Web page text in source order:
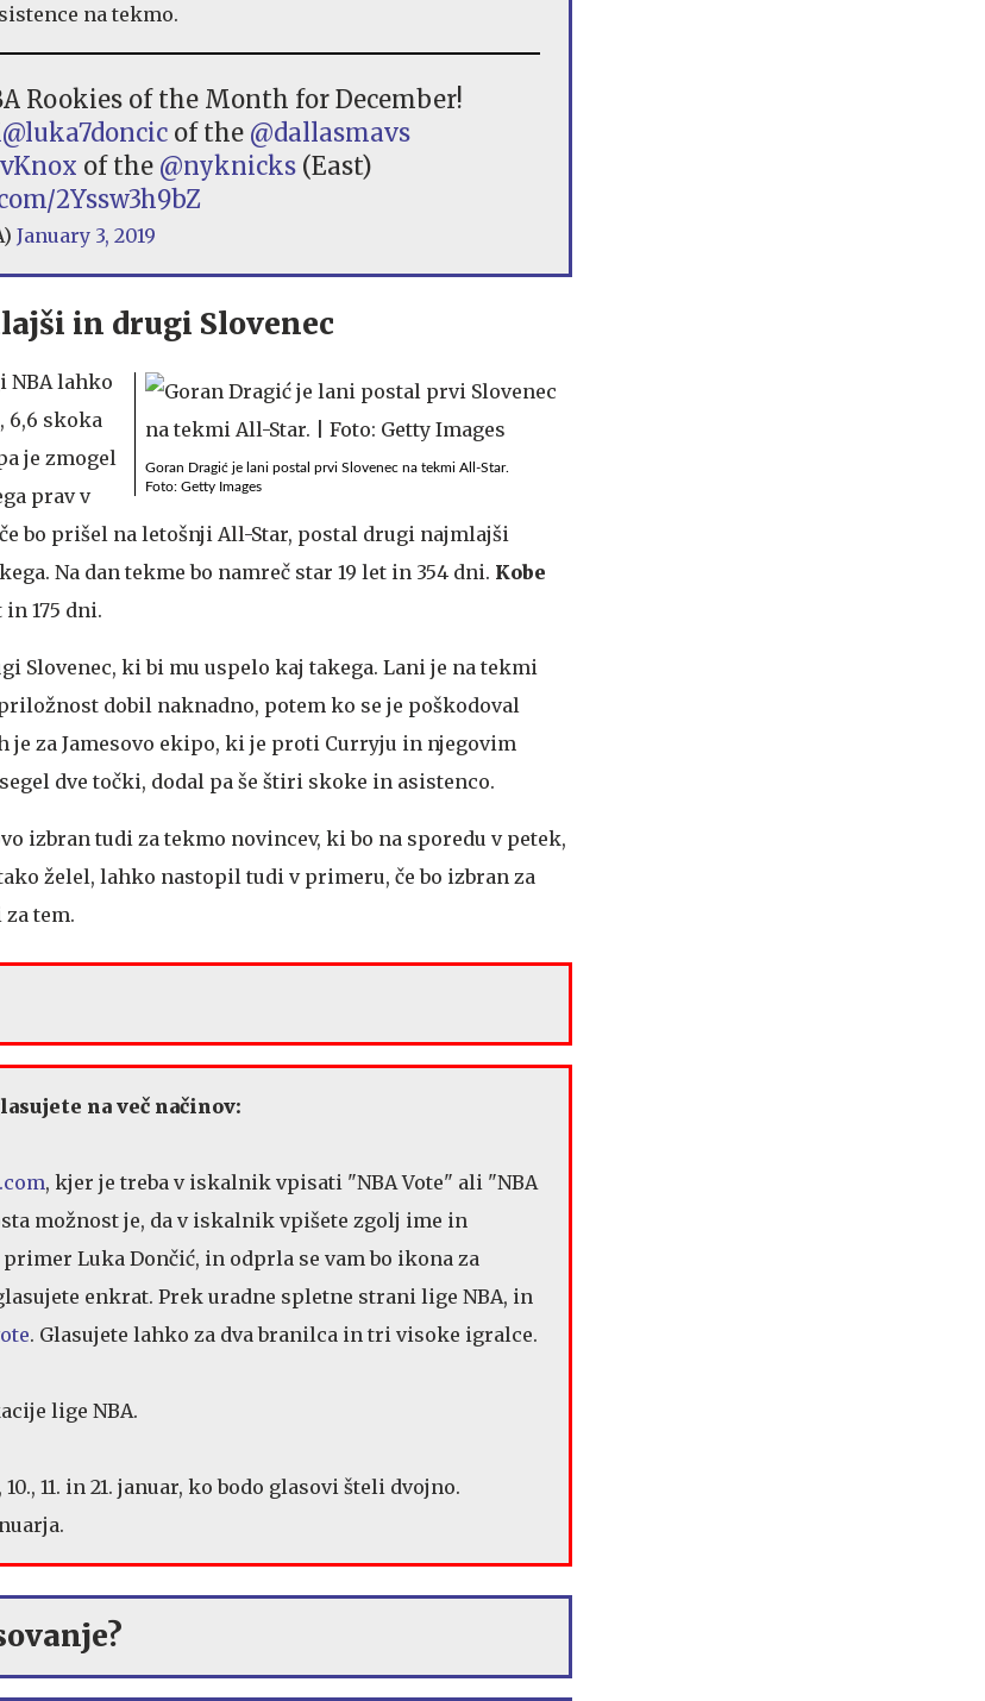
na tekmo.
Rookies of the Month for December!
@luka7doncic of the @dallasmavs
of the @nyknicks (East)
2Yssw3h9bZ
January 3, 2019
in drugi Slovenec
Goran Dragić je lani postal prvi Slovenec na tekmi All-Star.
Foto: Getty Images
NBA lahko
6,6 skoka
je zmogel
prav v
bo prišel na letošnji All-Star, postal drugi najmlajši
Na dan tekme bo namreč star 19 let in 354 dni. Kobe
in 175 dni.
Slovenec, ki bi mu uspelo kaj takega. Lani je na tekmi
dobil naknadno, potem ko se je poškodoval
je za Jamesovo ekipo, ki je proti Curryju in njegovim
dve točki, dodal pa še štiri skoke in asistenco.
izbran tudi za tekmo novincev, ki bo na sporedu v petek,
tako želel, lahko nastopil tudi v primeru, če bo izbran za
tem.
na več načinov:
, kjer je treba v iskalnik vpisati "NBA Vote" ali "NBA
možnost je, da v iskalnik vpišete zgolj ime in
Luka Dončić, in odprla se vam bo ikona za
enkrat. Prek uradne spletne strani lige NBA, in
. Glasujete lahko za dva branilca in tri visoke igralce.
lige NBA.
11. in 21. januar, ko bodo glasovi šteli dvojno.